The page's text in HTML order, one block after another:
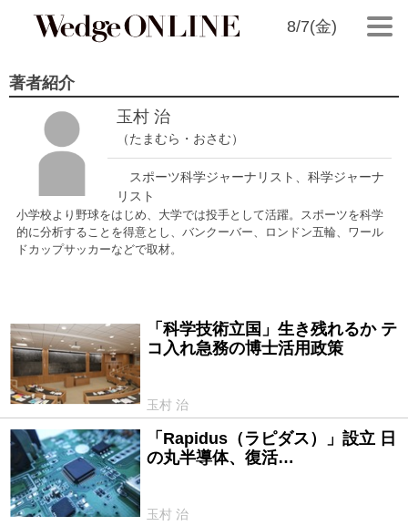
8/7(金)
著者紹介
玉村 治
（たまむら・おさむ）
スポーツ科学ジャーナリスト、科学ジャーナ
リスト
小学校より野球をはじめ、大学では投手として活躍。スポーツを科学
的に分析することを得意とし、バンクーバー、ロンドン五輪、ワール
ドカップサッカーなどで取材。
2023/03/04
「科学技術立国」生き残れるか テ
コ入れ急務の博士活用政策
玉村 治
2022/11/18
「Rapidus（ラピダス）」設立 日
の丸半導体、復活…
玉村 治